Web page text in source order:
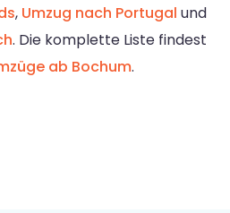
, Umzug nach Portugal und
. Die komplette Liste findest
ab Bochum.